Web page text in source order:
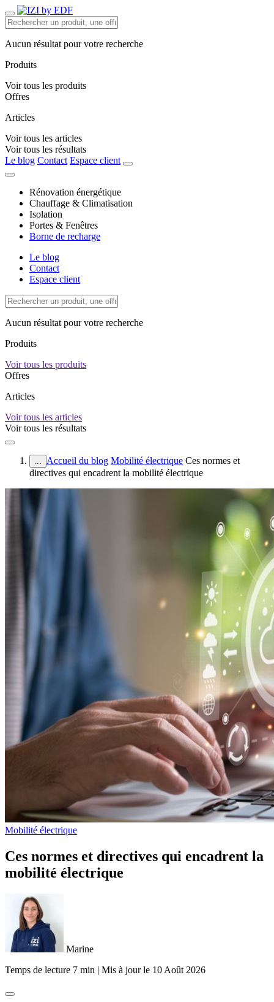
Aucun résultat pour votre recherche
Produits
Voir tous les produits
Offres
Articles
Voir tous les articles
Voir tous les résultats
Le blog Contact Espace client
Rénovation énergétique
Chauffage & Climatisation
Isolation
Portes & Fenêtres
Borne de recharge
Le blog
Contact
Espace client
Aucun résultat pour votre recherche
Produits
Voir tous les produits
Offres
Articles
Voir tous les articles
Voir tous les résultats
... Accueil du blog Mobilité électrique Ces normes et
directives qui encadrent la mobilité électrique
Mobilité électrique
Ces normes et directives qui encadrent la
mobilité électrique
Marine
Temps de lecture 7 min | Mis à jour le 10 Août 2026